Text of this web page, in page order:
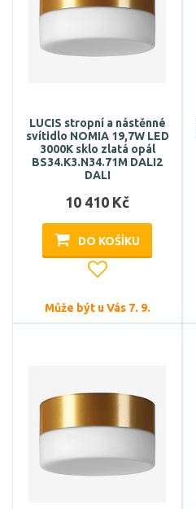
LUCIS stropní a nástěnné
svítidlo NOMIA 19,7W LED
3000K sklo zlatá opál
BS34.K3.N34.71M DALI2
DALI
10 410 Kč
DO KOŠÍKU
Může být u Vás 7. 9.